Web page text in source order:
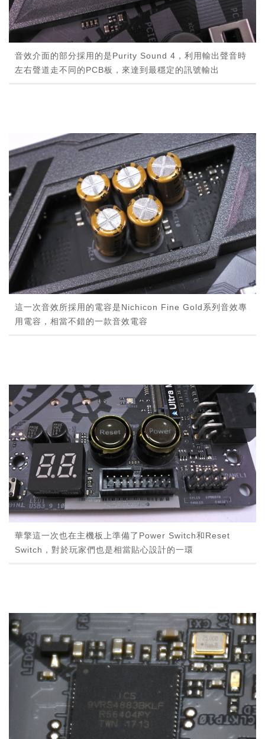
音效介面的部分採用的是Purity Sound 4，利用輸出聲音時
左右聲道走不同的PCB板，來達到最穩定的訊號輸出
這一次音效所採用的電容是Nichicon Fine Gold系列音效專
用電容，相當不錯的一款音效電容
華擎這一次也在主機板上準備了Power Switch和Reset
Switch，對於玩家們也是相當貼心設計的一環